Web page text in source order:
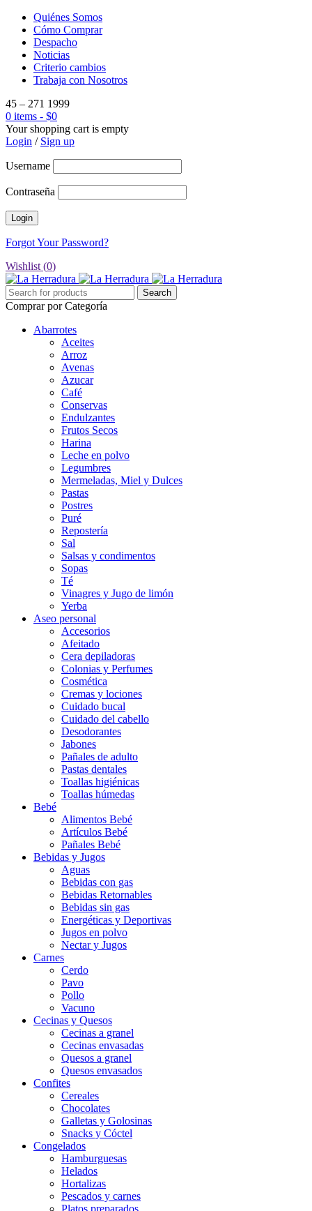
Quiénes Somos
Cómo Comprar
Despacho
Noticias
Criterio cambios
Trabaja con Nosotros
45 – 271 1999
0 items - $0
Your shopping cart is empty
Login / Sign up
Username
Contraseña
Forgot Your Password?
Wishlist (0)
Comprar por Categoría
Abarrotes
Aceites
Arroz
Avenas
Azucar
Café
Conservas
Endulzantes
Frutos Secos
Harina
Leche en polvo
Legumbres
Mermeladas, Miel y Dulces
Pastas
Postres
Puré
Repostería
Sal
Salsas y condimentos
Sopas
Té
Vinagres y Jugo de limón
Yerba
Aseo personal
Accesorios
Afeitado
Cera depiladoras
Colonias y Perfumes
Cosmética
Cremas y lociones
Cuidado bucal
Cuidado del cabello
Desodorantes
Jabones
Pañales de adulto
Pastas dentales
Toallas higiénicas
Toallas húmedas
Bebé
Alimentos Bebé
Artículos Bebé
Pañales Bebé
Bebidas y Jugos
Aguas
Bebidas con gas
Bebidas Retornables
Bebidas sin gas
Energéticas y Deportivas
Jugos en polvo
Nectar y Jugos
Carnes
Cerdo
Pavo
Pollo
Vacuno
Cecinas y Quesos
Cecinas a granel
Cecinas envasadas
Quesos a granel
Quesos envasados
Confites
Cereales
Chocolates
Galletas y Golosinas
Snacks y Cóctel
Congelados
Hamburguesas
Helados
Hortalizas
Pescados y carnes
Platos preparados